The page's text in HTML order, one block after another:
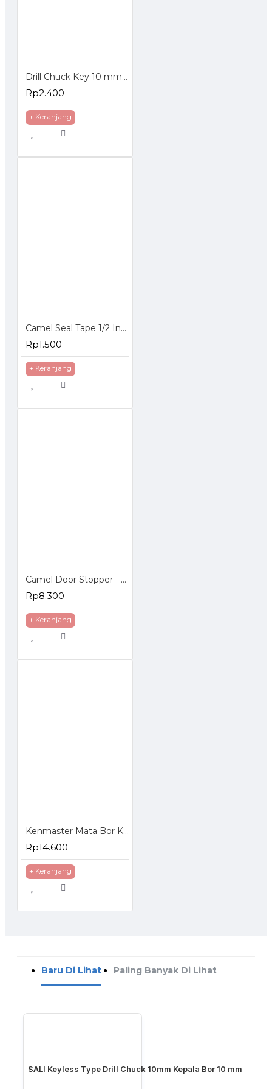
Drill Chuck Key 10 mm - Kunci Mata Bor Listrik 10 mm
Rp2.400
+ Keranjang
Camel Seal Tape 1/2 Inch 10 Meter - Sealtape - Selotip Pipa 0.5 Inch
Rp1.500
+ Keranjang
Camel Door Stopper - Penahan Pintu Magnetic
Rp8.300
+ Keranjang
Kenmaster Mata Bor Kayu Drill Bit 13 Pcs
Rp14.600
+ Keranjang
Baru Di Lihat Paling Banyak Di Lihat
SALI Keyless Type Drill Chuck 10mm Kepala Bor 10 mm